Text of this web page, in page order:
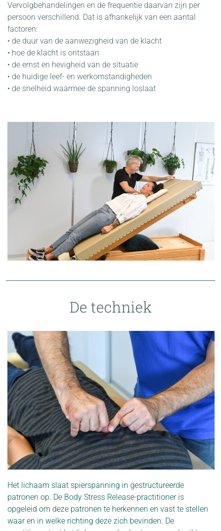
Vervolgbehandelingen en de frequentie daarvan zijn per
persoon verschillend. Dat is afhankelijk van een aantal
factoren:
• de duur van de aanwezigheid van de klacht
• hoe de klacht is ontstaan
• de ernst en hevigheid van de situatie
• de huidige leef- en werkomstandigheden
• de snelheid waarmee de spanning loslaat
De techniek
Het lichaam slaat spierspanning in gestructureerde
patronen op. De Body Stress Release-practitioner is
opgeleid om deze patronen te herkennen en vast te stellen
waar en in welke richting deze zich bevinden. De